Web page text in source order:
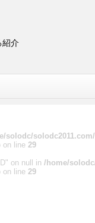
紹介
solodc/
on line 29
on null in /home/
on line 29